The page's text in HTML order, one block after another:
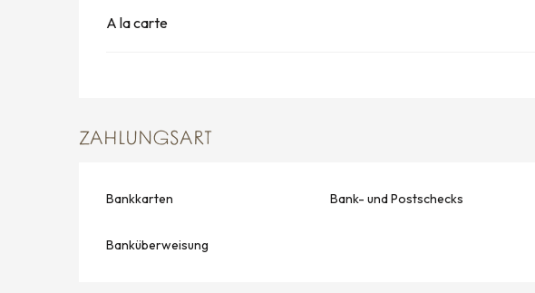
A la carte
ZAHLUNGSART
Bankkarten Bank- und Postschecks
Banküberweisung